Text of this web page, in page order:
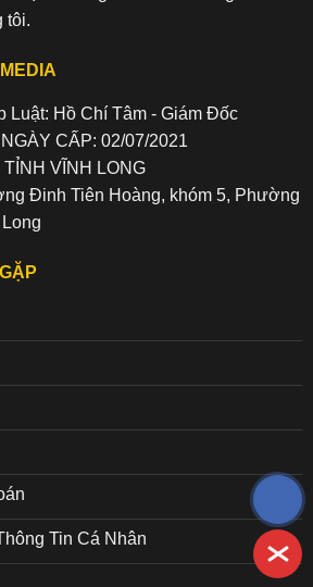
tôi.
Luật: Hồ Chí Tâm - Giám Đốc
CẤP: 02/07/2021
VĨNH LONG
Đinh Tiên Hoàng, khóm 5, Phường
Tin Cá Nhân